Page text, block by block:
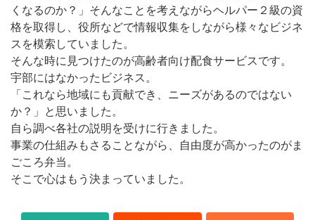
くなるのか？」そんなことを考えながらヘルパー２級の資
格を取得し、役所などで情報収集をしながら様々なビジネ
スを模索していました。
そんな時に見つけたのが高齢者向け配食サービスです。
宇部にはなかったビジネス。
「これなら地域にも貢献でき、ニーズがあるのではない
か？」と思いました。
自ら調べ各社の説明を受けに行きました。
事業の仕組みもさることながら、自由度が高かったのがま
ごころ弁当。
そこで心はもう決まっていました。